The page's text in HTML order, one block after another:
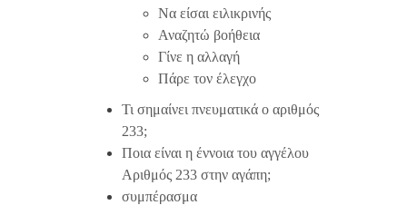
Να είσαι ειλικρινής
Αναζητώ βοήθεια
Γίνε η αλλαγή
Πάρε τον έλεγχο
Τι σημαίνει πνευματικά ο αριθμός
233;
Ποια είναι η έννοια του αγγέλου
Αριθμός 233 στην αγάπη;
συμπέρασμα